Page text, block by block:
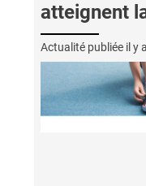
atteignent
Actualité publiée il y a